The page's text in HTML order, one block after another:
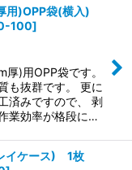
用)OPP袋(横入)
100]
厚)用OPP袋です。
も抜群です。 更に
済みですので、 剥
業効率が格段に…
イケース) 1枚